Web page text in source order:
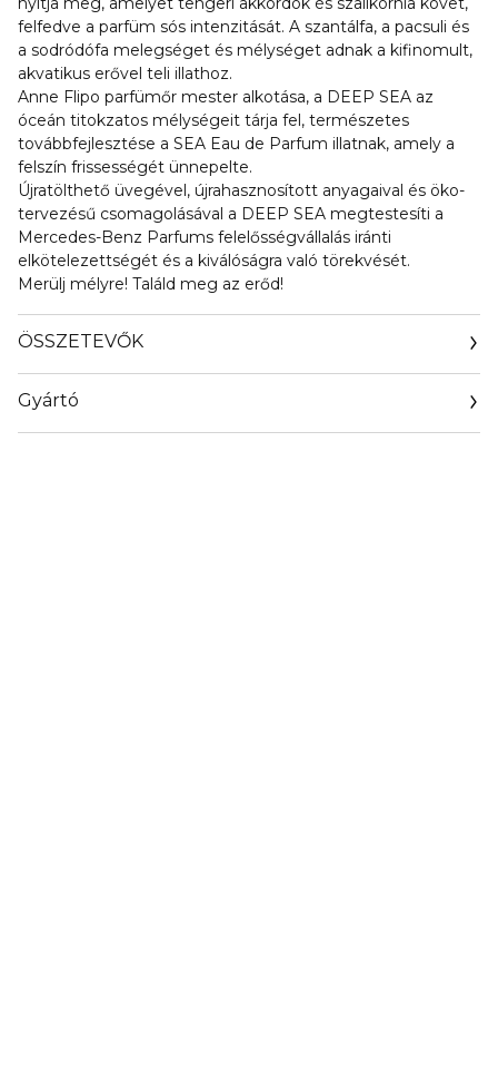
felfedve a parfüm sós intenzitását. A szantálfa, a pacsuli és
a sodródófa melegséget és mélységet adnak a kifinomult,
akvatikus erővel teli illathoz.
Anne Flipo parfümőr mester alkotása, a DEEP SEA az
óceán titokzatos mélységeit tárja fel, természetes
továbbfejlesztése a SEA Eau de Parfum illatnak, amely a
felszín frissességét ünnepelte.
Újratölthető üvegével, újrahasznosított anyagaival és öko-
tervezésű csomagolásával a DEEP SEA megtestesíti a
Mercedes-Benz Parfums felelősségvállalás iránti
elkötelezettségét és a kiválóságra való törekvését.
Merülj mélyre! Találd meg az erőd!
ÖSSZETEVŐK
Gyártó